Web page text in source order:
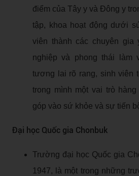
điểm của Tây y và Đông y
tập, khoa hoạt động dưới
viên thành các chuyên gia
nghiệp và phong thái làm
tương lai rõ rang, sinh viên
trong mình một vai trò
góp vào sứ khỏe và sự tiến
Đại học Quốc gia Chonbuk
Trường đại học Quốc gia
1947, là một trong những